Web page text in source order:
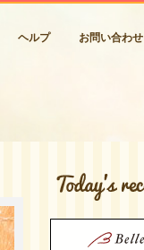
ヘルプ お問い合わせ